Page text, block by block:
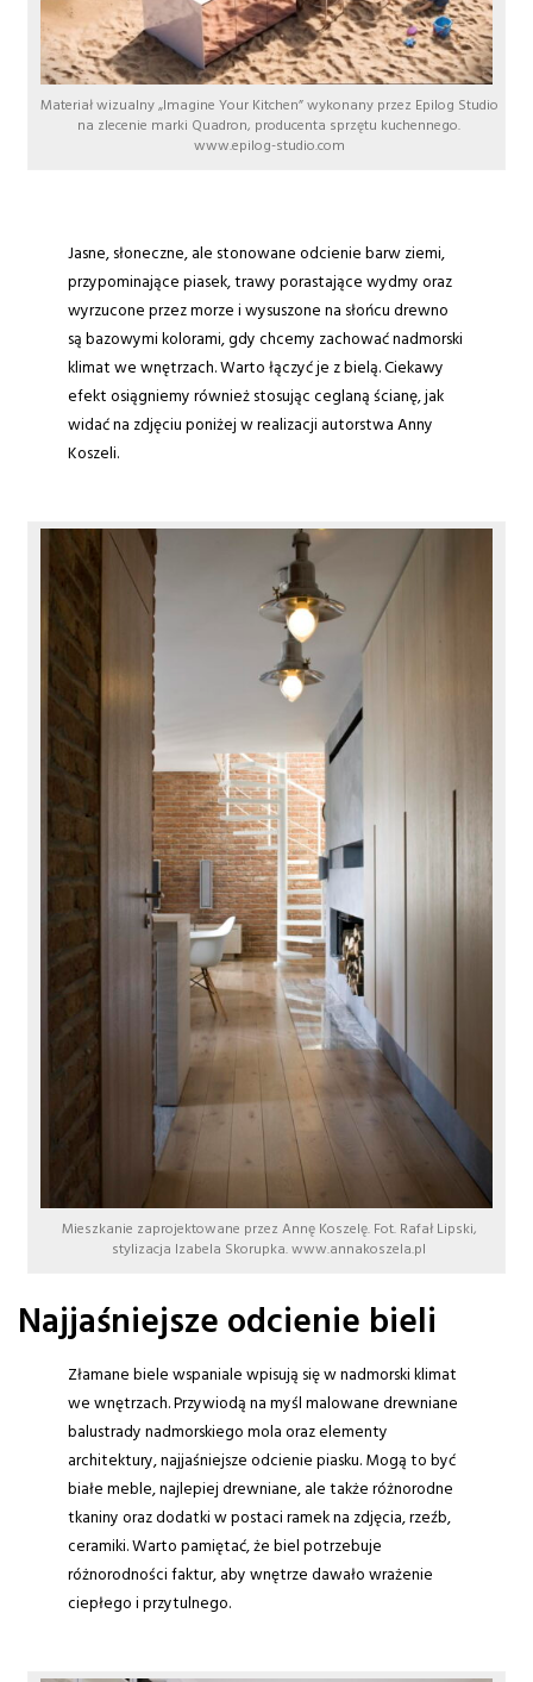
Materiał wizualny „Imagine Your Kitchen” wykonany przez Epilog Studio
na zlecenie marki Quadron, producenta sprzętu kuchennego.
www.epilog-studio.com
Jasne, słoneczne, ale stonowane odcienie barw ziemi,
przypominające piasek, trawy porastające wydmy oraz
wyrzucone przez morze i wysuszone na słońcu drewno
są bazowymi kolorami, gdy chcemy zachować nadmorski
klimat we wnętrzach. Warto łączyć je z bielą. Ciekawy
efekt osiągniemy również stosując ceglaną ścianę, jak
widać na zdjęciu poniżej w realizacji autorstwa Anny
Koszeli.
Mieszkanie zaprojektowane przez Annę Koszelę. Fot. Rafał Lipski,
stylizacja Izabela Skorupka. www.annakoszela.pl
Najjaśniejsze odcienie bieli
Złamane biele wspaniale wpisują się w nadmorski klimat
we wnętrzach. Przywiodą na myśl malowane drewniane
balustrady nadmorskiego mola oraz elementy
architektury, najjaśniejsze odcienie piasku. Mogą to być
białe meble, najlepiej drewniane, ale także różnorodne
tkaniny oraz dodatki w postaci ramek na zdjęcia, rzeźb,
ceramiki. Warto pamiętać, że biel potrzebuje
różnorodności faktur, aby wnętrze dawało wrażenie
ciepłego i przytulnego.